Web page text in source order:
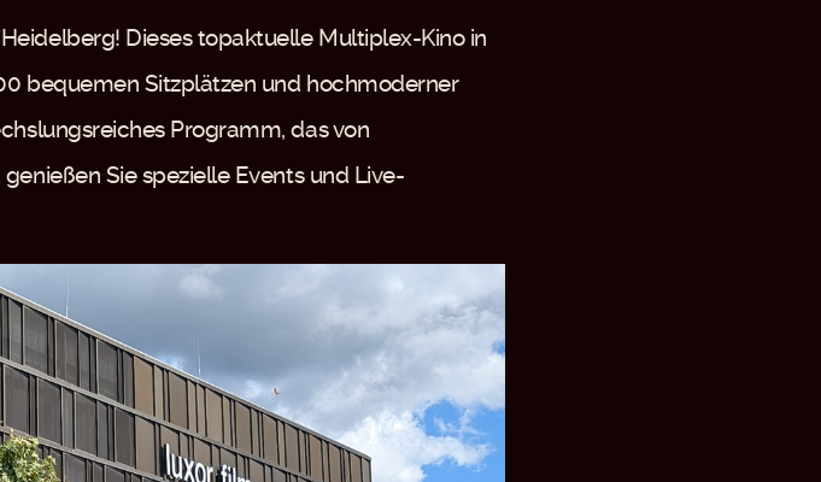
Dieses topaktuelle Multiplex-Kino in
bequemen Sitzplätzen und hochmoderner
Programm, das von
Sie spezielle Events und Live-